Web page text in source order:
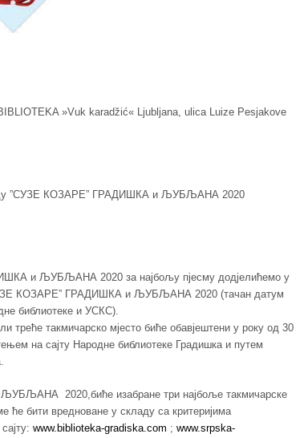
»Vuk karadžić« Ljubljana, ulica Luize Pesjakove
”СУЗЕ КОЗАРЕ” ГРАДИШКА и ЉУБЉАНА 2020
и ЉУБЉАНА 2020 за најбољу пјесму додјелићемо у
КОЗАРЕ” ГРАДИШКА и ЉУБЉАНА 2020 (тачан датум
библиотеке и УСКС).
треће такмичарско мјесто биће обавјештени у року од 30
на сајту Народне библиотеке Градишка и путем
2020,биће изабране три најбоље такмичарске
ће бити вредноване у складу са критеријима
www.biblioteka-gradiska.com ; www.srpska-